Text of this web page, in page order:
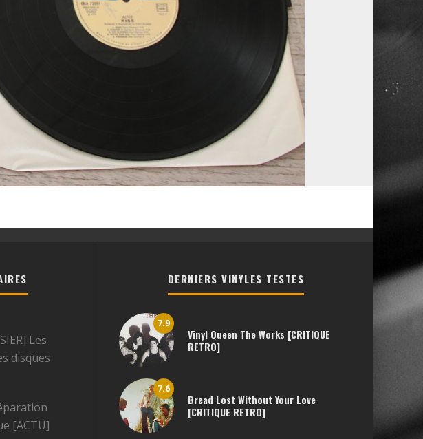
Les
disques
[ACTU]
DERNIERS VINYLES TESTES
7.9
Vinyl Queen The Works [CRITIQUE
RETRO]
7.6
Bread Lost Without Your Love
[CRITIQUE RETRO]